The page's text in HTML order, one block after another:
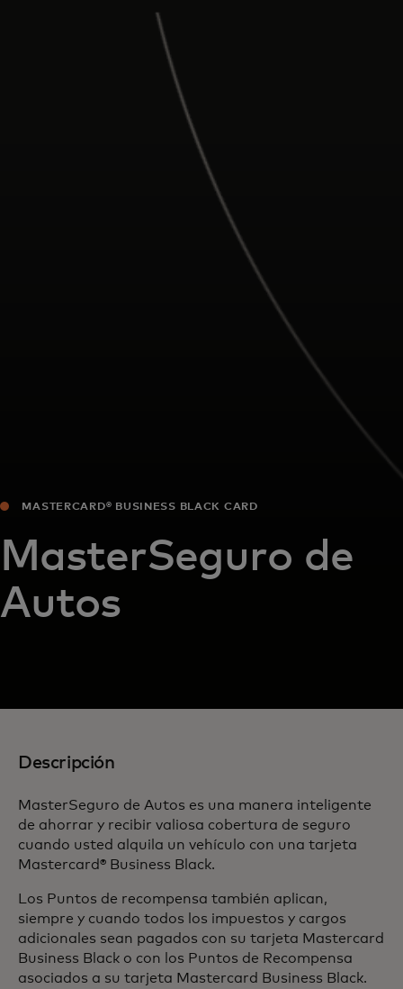
Para empresas
MASTERCARD® BUSINESS BLACK CARD
MasterSeguro de
Autos
Descripción
MasterSeguro de Autos es una manera inteligente
de ahorrar y recibir valiosa cobertura de seguro
cuando usted alquila un vehículo con una tarjeta
Mastercard® Business Black.
Los Puntos de recompensa también aplican,
siempre y cuando todos los impuestos y cargos
adicionales sean pagados con su tarjeta Mastercard
Business Black o con los Puntos de Recompensa
asociados a su tarjeta Mastercard Business Black.